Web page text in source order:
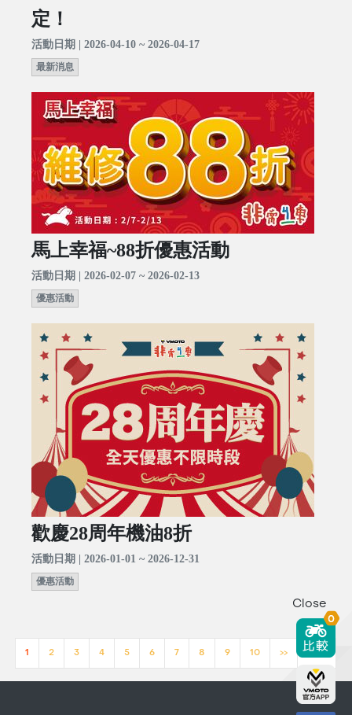
定！
活動日期 | 2026-04-10 ~ 2026-04-17
最新消息
馬上幸福~88折優惠活動
活動日期 | 2026-02-07 ~ 2026-02-13
優惠活動
歡慶28周年機油8折
活動日期 | 2026-01-01 ~ 2026-12-31
優惠活動
1 2 3 4 5 6 7 8 9 10 >> [23]
Close
0